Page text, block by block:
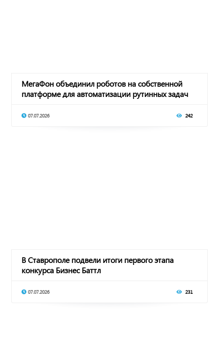
МегаФон объединил роботов на собственной
платформе для автоматизации рутинных задач
07.07.2026 242
В Ставрополе подвели итоги первого этапа
конкурса Бизнес Баттл
07.07.2026 231